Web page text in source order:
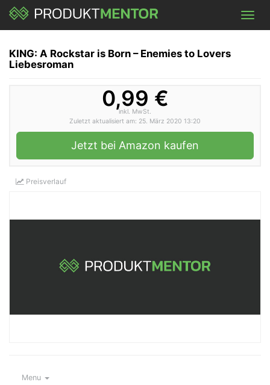
Skip
main
KING: A Rockstar is Born – Enemies to Lovers
Liebesroman
0,99 €
inkl. MwSt.
Zuletzt aktualisiert am: 25. März 2020 13:20
Jetzt bei Amazon kaufen
Preisverlauf
Menu